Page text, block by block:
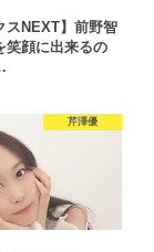
スNEXT】前野智
笑顔に出来るの
芹澤優